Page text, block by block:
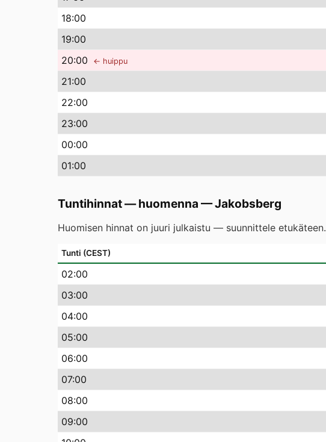
18:00
19:00
20:00 ← huippu
21:00
22:00
23:00
00:00
01:00
Tuntihinnat — huomenna —Jakobsberg
Huomisen hinnat on juuri julkaistu — suunnittele etukäteen.
Tunti (CEST)
02:00
03:00
04:00
05:00
06:00
07:00
08:00
09:00